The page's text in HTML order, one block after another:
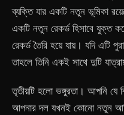
ব্যক্তি যার একটি নতুন ভূমিকা
একটি নতুন রেকর্ড হিসাবে যুক্ত
রেকর্ড তৈরি হয়ে যায়। যদি এটি
তাহলে তিনি একই সাথে দুটি
তৃতীয়টি হলো ভঙ্গুরতা। আপনি যে
আপনার দল যখনই কোনো নতুন